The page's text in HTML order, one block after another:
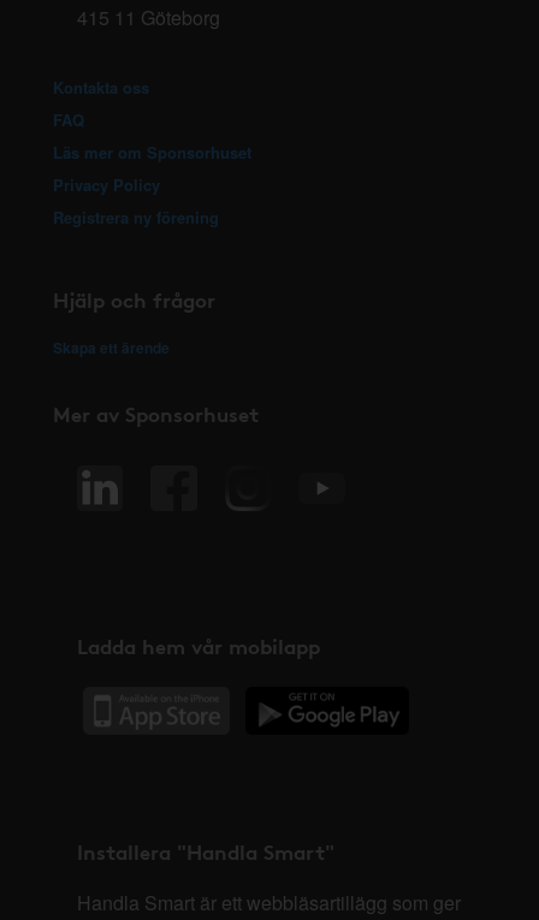
415 11 Göteborg
Kontakta oss
FAQ
Läs mer om Sponsorhuset
Privacy Policy
Registrera ny förening
Hjälp och frågor
Skapa ett ärende
Mer av Sponsorhuset
Ladda hem vår mobilapp
Installera "Handla Smart"
Handla Smart är ett webbläsartillägg som ger